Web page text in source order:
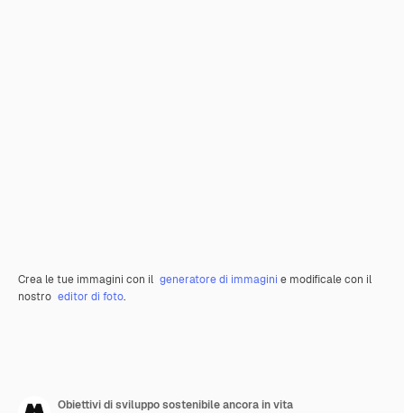
Crea le tue immagini con il generatore di immagini e modificale con il
nostro editor di foto.
Obiettivi di sviluppo sostenibile ancora in vita